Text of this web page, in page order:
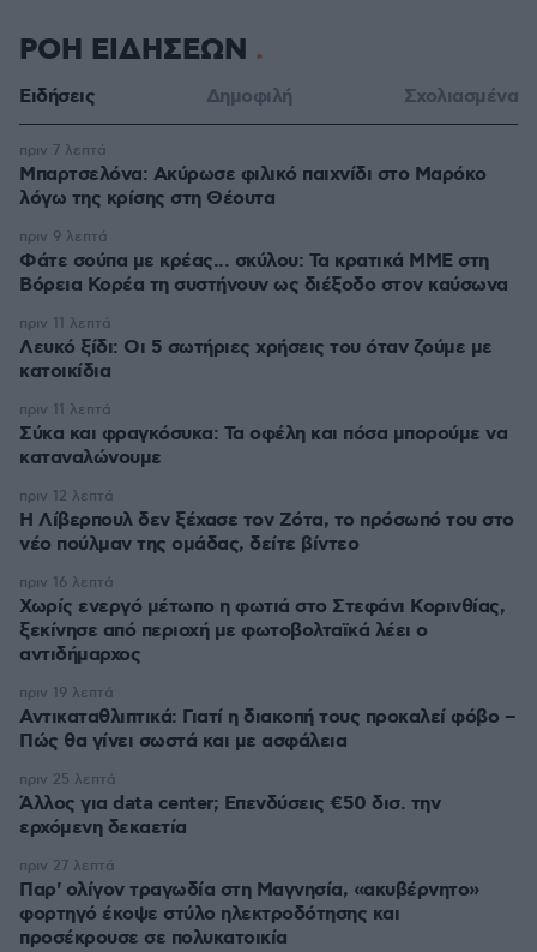
ΡΟΗ ΕΙΔΗΣΕΩΝ
Ειδήσεις Δημοφιλή Σχολιασμένα
Μπαρτσελόνα: Ακύρωσε φιλικό παιχνίδι στο Μαρόκο
λόγω της κρίσης στη Θέουτα
πριν 7 λεπτά
Φάτε σούπα με κρέας... σκύλου: Τα κρατικά ΜΜΕ στη
Βόρεια Κορέα τη συστήνουν ως διέξοδο στον καύσωνα
πριν 9 λεπτά
Λευκό ξίδι: Οι 5 σωτήριες χρήσεις του όταν ζούμε με
κατοικίδια
πριν 11 λεπτά
Σύκα και φραγκόσυκα: Τα οφέλη και πόσα μπορούμε να
καταναλώνουμε
πριν 11 λεπτά
Η Λίβερπουλ δεν ξέχασε τον Ζότα, το πρόσωπό του στο
νέο πούλμαν της ομάδας, δείτε βίντεο
πριν 12 λεπτά
Χωρίς ενεργό μέτωπο η φωτιά στο Στεφάνι Κορινθίας,
ξεκίνησε από περιοχή με φωτοβολταϊκά λέει ο
αντιδήμαρχος
πριν 16 λεπτά
Αντικαταθλιπτικά: Γιατί η διακοπή τους προκαλεί φόβο –
Πώς θα γίνει σωστά και με ασφάλεια
πριν 19 λεπτά
Άλλος για data center; Επενδύσεις €50 δισ. την
ερχόμενη δεκαετία
πριν 25 λεπτά
Παρ' ολίγον τραγωδία στη Μαγνησία, «ακυβέρνητο»
φορτηγό έκοψε στύλο ηλεκτροδότησης και
προσέκρουσε σε πολυκατοικία
πριν 27 λεπτά